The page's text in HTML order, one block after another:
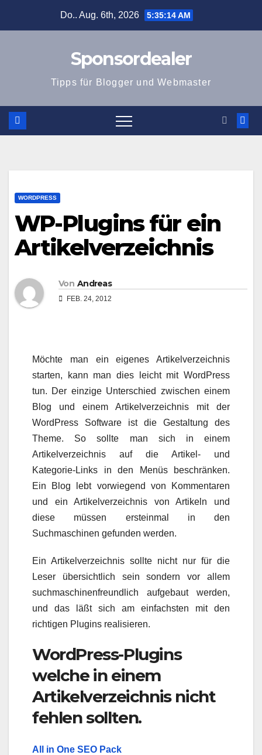
Do.. Aug. 6th, 2026 5:35:14 AM
Sponsordealer
Tipps für Blogger und Webmaster
WORDPRESS
WP-Plugins für ein
Artikelverzeichnis
Von Andreas
FEB. 24, 2012
Möchte man ein eigenes Artikelverzeichnis
starten, kann man dies leicht mit WordPress
tun. Der einzige Unterschied zwischen einem
Blog und einem Artikelverzeichnis mit der
WordPress Software ist die Gestaltung des
Theme. So sollte man sich in einem
Artikelverzeichnis auf die Artikel- und
Kategorie-Links in den Menüs beschränken.
Ein Blog lebt vorwiegend von Kommentaren
und ein Artikelverzeichnis von Artikeln und
diese müssen ersteinmal in den
Suchmaschinen gefunden werden.
Ein Artikelverzeichnis sollte nicht nur für die
Leser übersichtlich sein sondern vor allem
suchmaschinenfreundlich aufgebaut werden,
und das läßt sich am einfachsten mit den
richtigen Plugins realisieren.
WordPress-Plugins
welche in einem
Artikelverzeichnis nicht
fehlen sollten.
All in One SEO Pack